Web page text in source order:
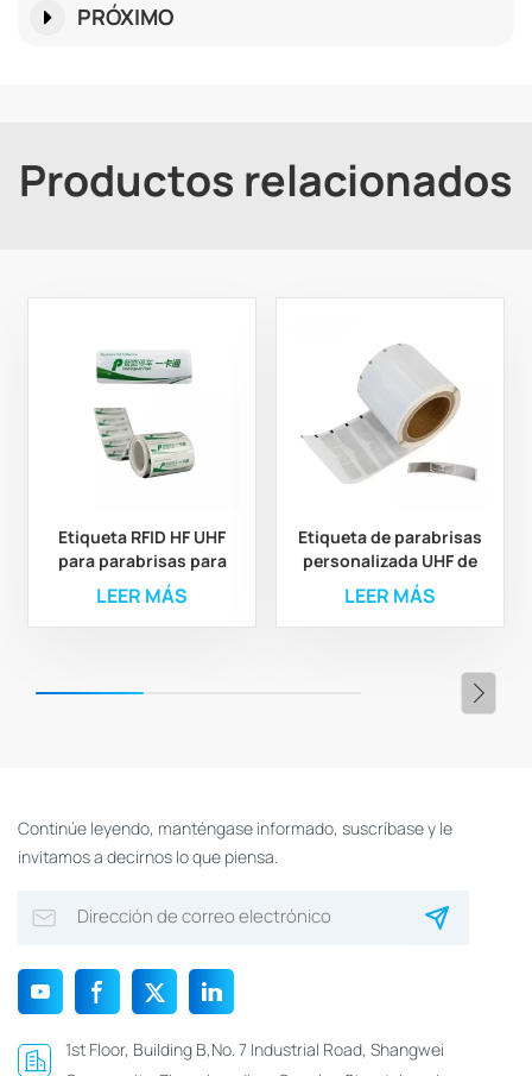
PRÓXIMO
Productos relacionados
Etiqueta RFID HF UHF
para parabrisas para
seguimiento de
vehículos y control de
acceso
LEER MÁS
Etiqueta de parabrisas
personalizada UHF de
largo alcance de 860-
960 MHz para sistema
de estacionamiento de
LEER MÁS
Continúe leyendo, manténgase informado, suscríbase y le
invitamos a decirnos lo que piensa.
1st Floor, Building B,No. 7 Industrial Road, Shangwei